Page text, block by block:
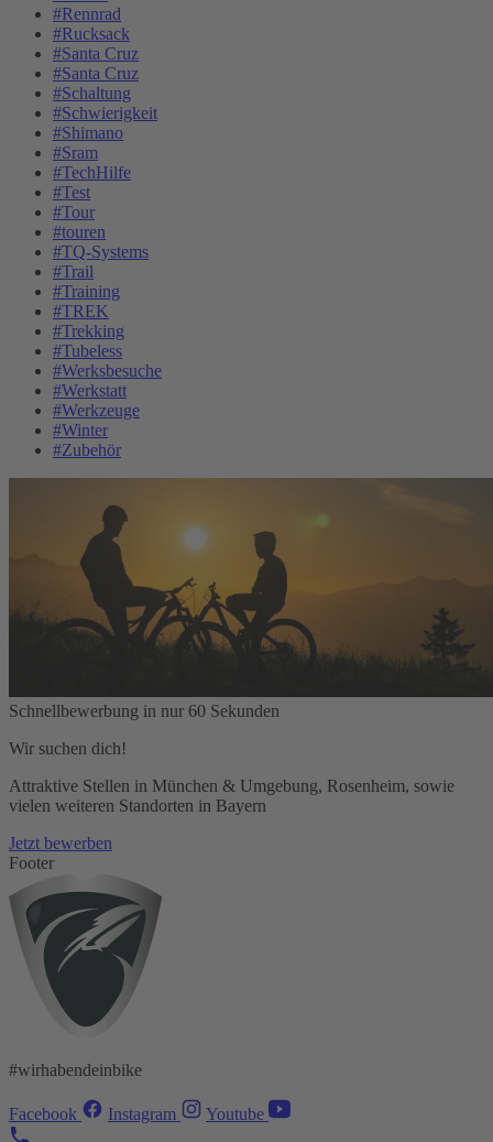
#Rennrad
#Rucksack
#Santa Cruz
#Santa Cruz
#Schaltung
#Schwierigkeit
#Shimano
#Sram
#TechHilfe
#Test
#Tour
#touren
#TQ-Systems
#Trail
#Training
#TREK
#Trekking
#Tubeless
#Werksbesuche
#Werkstatt
#Werkzeuge
#Winter
#Zubehör
Schnellbewerbung in nur 60 Sekunden
Wir suchen dich!
Attraktive Stellen in München & Umgebung, Rosenheim, sowie
vielen weiteren Standorten in Bayern
Jetzt bewerben
Footer
#wirhabendeinbike
Facebook Instagram Youtube